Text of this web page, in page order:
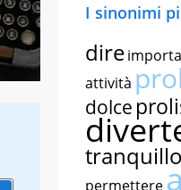
I sinonimi
dire
attività
dolce
tranquillo
permettere